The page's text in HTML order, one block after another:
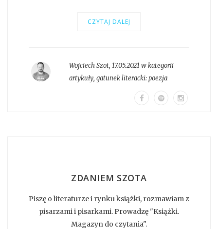
CZYTAJ DALEJ
Wojciech Szot, 17.05.2021 w kategorii
artykuły, gatunek literacki:poezja
ZDANIEM SZOTA
Piszę o literaturze i rynku książki, rozmawiam z
pisarzami i pisarkami. Prowadzę "Książki.
Magazyn do czytania".